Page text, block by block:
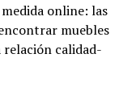
online: las
muebles
relación calidad-